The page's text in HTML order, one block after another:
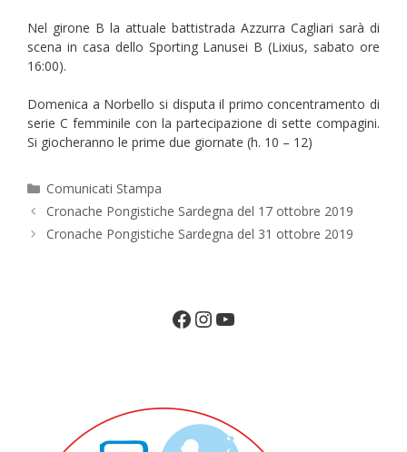
Nel girone B la attuale battistrada Azzurra Cagliari sarà di
scena in casa dello Sporting Lanusei B (Lixius, sabato ore
16:00).
Domenica a Norbello si disputa il primo concentramento di
serie C femminile con la partecipazione di sette compagini.
Si giocheranno le prime due giornate (h. 10 – 12)
Categorie
Comunicati Stampa
Cronache Pongistiche Sardegna del 17 ottobre 2019
Cronache Pongistiche Sardegna del 31 ottobre 2019
Facebook
Instagram
YouTube